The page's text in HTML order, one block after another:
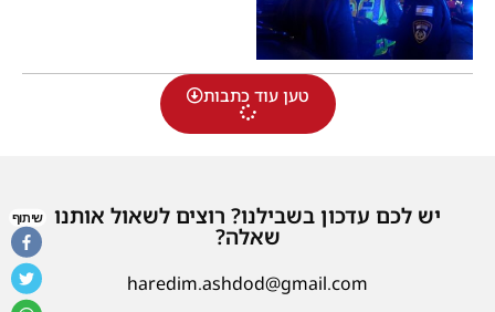
טען עוד כתבות
יש לכם עדכון בשבילנו? רוצים לשאול אותנו
שאלה?
haredim.ashdod@gmail.com
שיתוף